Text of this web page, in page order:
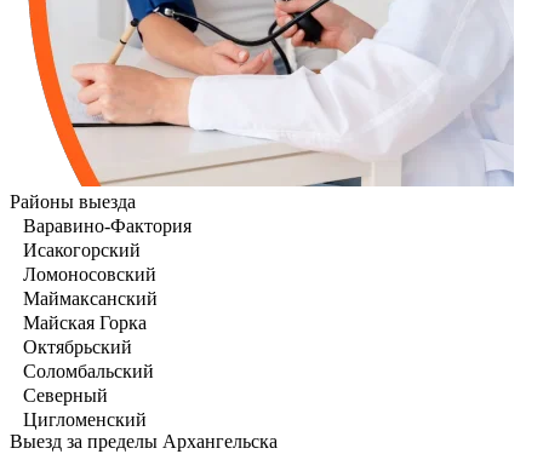
Районы выезда
Варавино-Фактория
Исакогорский
Ломоносовский
Маймаксанский
Майская Горка
Октябрьский
Соломбальский
Северный
Цигломенский
Выезд за пределы Архангельска